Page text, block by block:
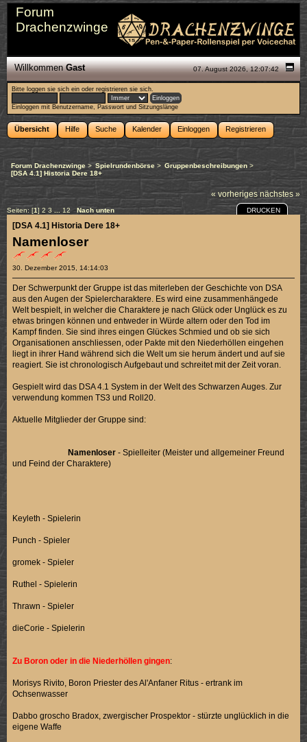
Forum
Drachenzwinge
07. August 2026, 12:07:42
WillkommenGast
Bitte loggen sie sich ein oderregistrieren sie sich.
Einloggen mit Benutzername, Passwort und Sitzungslänge
Übersicht Hilfe Suche Kalender Einloggen Registrieren
Forum Drachenzwinge > Spielrundenbörse> Gruppenbeschreibungen>
[DSA 4.1] Historia Dere 18+
« vorheriges nächstes »
Seiten: [1] 2 3 12 Nach unten DRUCKEN
Namenloser
30. Dezember 2015, 14:14:03
[DSA 4.1] Historia Dere 18+
Der Schwerpunkt der Gruppe ist das miterleben der Geschichte von DSA
aus den Augen der Spielercharaktere. Es wird eine zusammenhängede
Welt bespielt, in welcher die Charaktere je nach Glück oder Unglück es zu
etwas bringen können und entweder in Würde altern oder den Tod im
Kampf finden. Sie sind ihres eingen Glückes Schmied und ob sie sich
Organisationen anschliessen, oder Pakte mit den Niederhöllen eingehen
liegt in ihrer Hand während sich die Welt um sie herum ändert und auf sie
reagiert. Sie ist chronologisch Aufgebaut und schreitet mit der Zeit voran.
Gespielt wird das DSA 4.1 System in der Welt des Schwarzen Auges. Zur
verwendung kommen TS3 und Roll20.
Aktuelle Mitglieder der Gruppe sind:
Namenloser - Spielleiter (Meister und allgemeiner Freund
und Feind der Charaktere)
Keyleth - Spielerin
Punch - Spieler
gromek - Spieler
Ruthel - Spielerin
Thrawn - Spieler
dieCorie - Spielerin
Zu Boron oder in die Niederhöllen gingen:
Morisys Rivito, Boron Priester des Al'Anfaner Ritus - ertrank im
Ochsenwasser
Dabbo groscho Bradox, zwergischer Prospektor - stürzte unglücklich in die
eigene Waffe